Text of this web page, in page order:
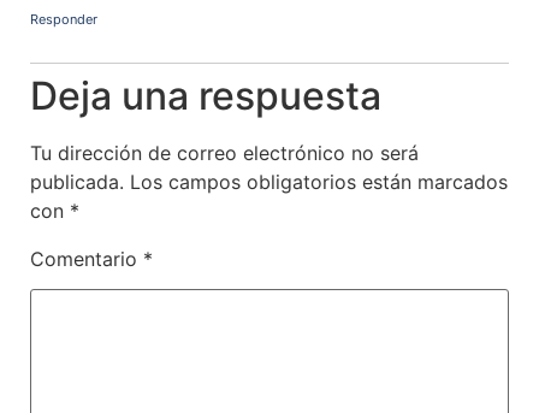
Responder
Deja una respuesta
Tu dirección de correo electrónico no será
publicada. Los campos obligatorios están marcados
con *
Comentario *